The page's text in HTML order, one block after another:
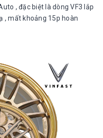
, đặc biệt là dòng VF3 lắp
, mất khoảng 15p hoàn